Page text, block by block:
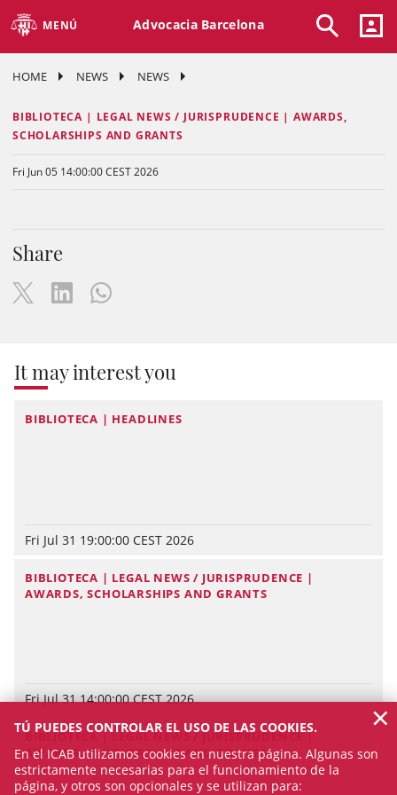
MENÚ Advocacia Barcelona
HOME NEWS NEWS
BIBLIOTECA | LEGAL NEWS / JURISPRUDENCE | AWARDS,
SCHOLARSHIPS AND GRANTS
Fri Jun 05 14:00:00 CEST 2026
Share
It may interest you
BIBLIOTECA | HEADLINES
Fri Jul 31 19:00:00 CEST 2026
BIBLIOTECA | LEGAL NEWS / JURISPRUDENCE |
AWARDS, SCHOLARSHIPS AND GRANTS
Fri Jul 31 14:00:00 CEST 2026
BIBLIOTECA | LEGAL NEWS / JURISPRUDENCE |
AWARDS, SCHOLARSHIPS AND GRANTS
TÚ PUEDES CONTROLAR EL USO DE LAS COOKIES.
En el ICAB utilizamos cookies en nuestra página. Algunas son
estrictamente necesarias para el funcionamiento de la
página, y otros son opcionales y se utilizan para:
×